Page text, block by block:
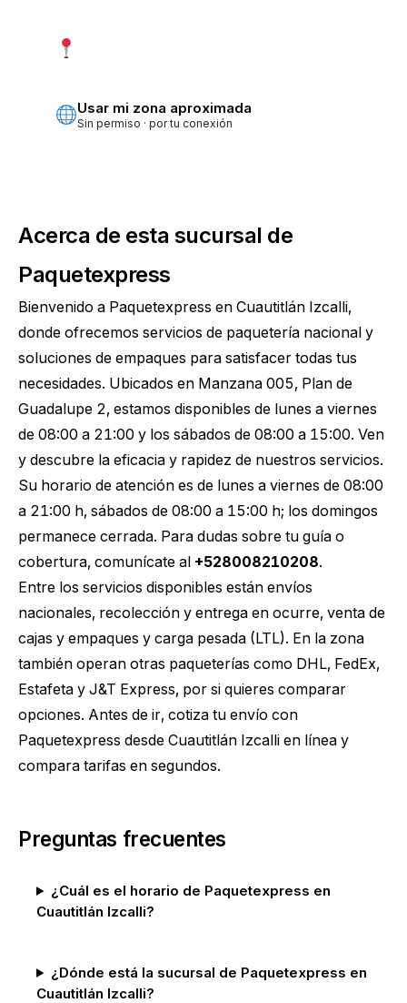
Usar mi zona aproximada
Sin permiso · por tu conexión
Acerca de esta sucursal de
Paquetexpress
Bienvenido a Paquetexpress en Cuautitlán Izcalli,
donde ofrecemos servicios de paquetería nacional y
soluciones de empaques para satisfacer todas tus
necesidades. Ubicados en Manzana 005, Plan de
Guadalupe 2, estamos disponibles de lunes a viernes
de 08:00 a 21:00 y los sábados de 08:00 a 15:00. Ven
y descubre la eficacia y rapidez de nuestros servicios.
Su horario de atención es de lunes a viernes de 08:00
a 21:00 h, sábados de 08:00 a 15:00 h; los domingos
permanece cerrada. Para dudas sobre tu guía o
cobertura, comunícate al +528008210208.
Entre los servicios disponibles están envíos
nacionales, recolección y entrega en ocurre, venta de
cajas y empaques y carga pesada (LTL). En la zona
también operan otras paqueterías como DHL, FedEx,
Estafeta y J&T Express, por si quieres comparar
opciones. Antes de ir, cotiza tu envío con
Paquetexpress desde Cuautitlán Izcalli en línea y
compara tarifas en segundos.
Preguntas frecuentes
¿Cuál es el horario de Paquetexpress en
Cuautitlán Izcalli?
¿Dónde está la sucursal de Paquetexpress en
Cuautitlán Izcalli?